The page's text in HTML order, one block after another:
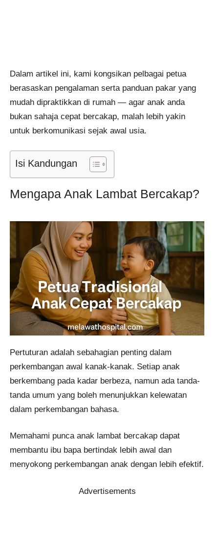
Dalam artikel ini, kami kongsikan pelbagai petua
berasaskan pengalaman serta panduan pakar yang
mudah dipraktikkan di rumah — agar anak anda
bukan sahaja cepat bercakap, malah lebih yakin
untuk berkomunikasi sejak awal usia.
Isi Kandungan
Mengapa Anak Lambat Bercakap?
Pertuturan adalah sebahagian penting dalam
perkembangan awal kanak-kanak. Setiap anak
berkembang pada kadar berbeza, namun ada tanda-
tanda umum yang boleh menunjukkan kelewatan
dalam perkembangan bahasa.
Memahami punca anak lambat bercakap dapat
membantu ibu bapa bertindak lebih awal dan
menyokong perkembangan anak dengan lebih efektif.
Advertisements